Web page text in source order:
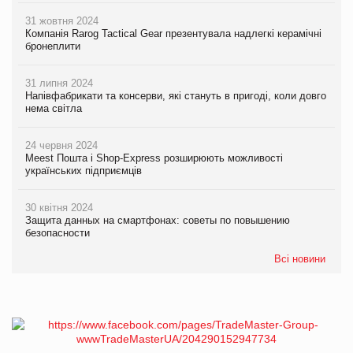
31 жовтня 2024
Компанія Rarog Tactical Gear презентувала надлегкі керамічні
бронеплити
31 липня 2024
Напівфабрикати та консерви, які стануть в пригоді, коли довго
нема світла
24 червня 2024
Meest Пошта і Shop-Express розширюють можливості
українських підприємців
30 квітня 2024
Защита данных на смартфонах: советы по повышению
безопасности
Всі новини